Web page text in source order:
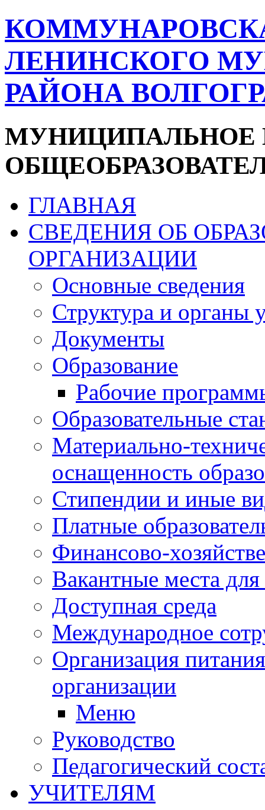
ЛЕНИНСКОГО
РАЙОНА
МУНИЦИПАЛЬНОЕ
ГЛАВНАЯ
СВЕДЕНИЯ ОБ
ОРГАНИЗАЦИИ
Основные сведения
Структура и органы
Документы
Образование
Рабочие
Образовательные
Материально-
оснащенность
Стипендии и иные
Платные
Финансово-
Вакантные места
Доступная среда
Международное
Организация
организации
Меню
Руководство
Педагогический
УЧИТЕЛЯМ